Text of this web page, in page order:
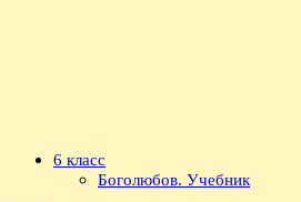
6 класс
Боголюбов. Учебник